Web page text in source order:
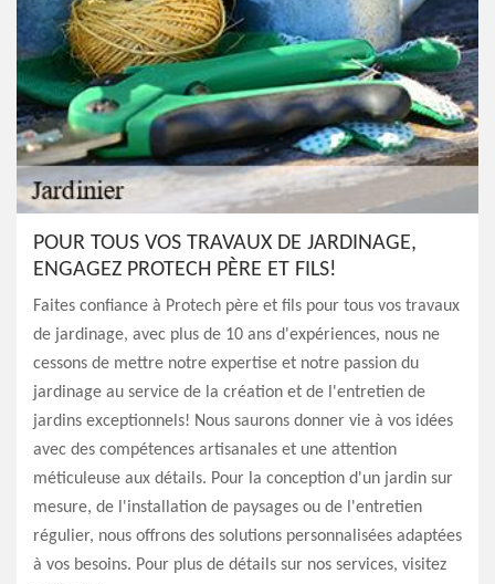
POUR TOUS VOS TRAVAUX DE JARDINAGE,
ENGAGEZ PROTECH PÈRE ET FILS!
Faites confiance à Protech père et fils pour tous vos travaux
de jardinage, avec plus de 10 ans d'expériences, nous ne
cessons de mettre notre expertise et notre passion du
jardinage au service de la création et de l'entretien de
jardins exceptionnels! Nous saurons donner vie à vos idées
avec des compétences artisanales et une attention
méticuleuse aux détails. Pour la conception d'un jardin sur
mesure, de l'installation de paysages ou de l'entretien
régulier, nous offrons des solutions personnalisées adaptées
à vos besoins. Pour plus de détails sur nos services, visitez